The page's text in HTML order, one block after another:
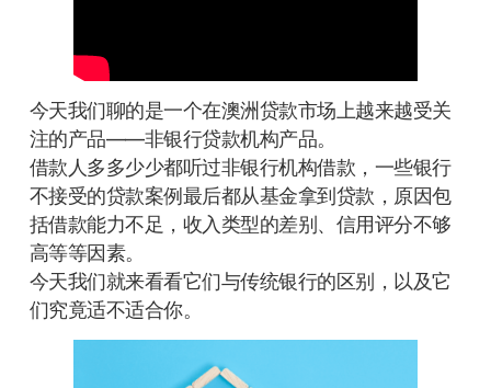
今天我们聊的是一个在澳洲贷款市场上越来越受关
注的产品——非银行贷款机构产品。
借款人多多少少都听过非银行机构借款，一些银行
不接受的贷款案例最后都从基金拿到贷款，原因包
括借款能力不足，收入类型的差别、信用评分不够
高等等因素。
今天我们就来看看它们与传统银行的区别，以及它
们究竟适不适合你。